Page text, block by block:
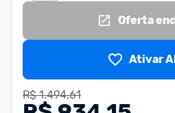
Oferta
Ativar
R$ 1.494,61